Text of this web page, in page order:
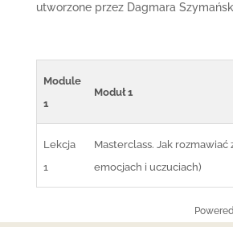
utworzone przez Dagmara
Module
1
Moduł 1
Lekcja
1
Masterclass. Jak rozmawiać
emocjach i uczuciach)